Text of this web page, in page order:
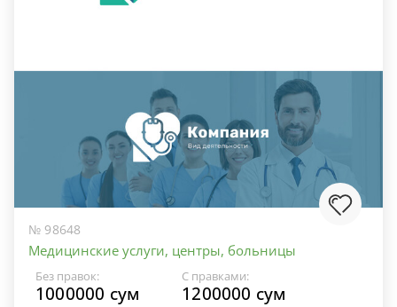
№ 98648
Медицинские услуги, центры, больницы
Без правок:
1000000 сум
С правками:
1200000 сум